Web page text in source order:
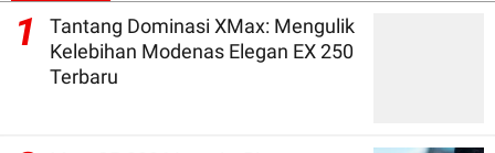
1
Tantang Dominasi XMax: Mengulik
Kelebihan Modenas Elegan EX 250
Terbaru